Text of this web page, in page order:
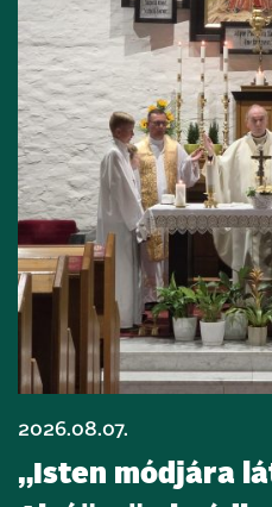
2026.08.07.
„Isten módjára